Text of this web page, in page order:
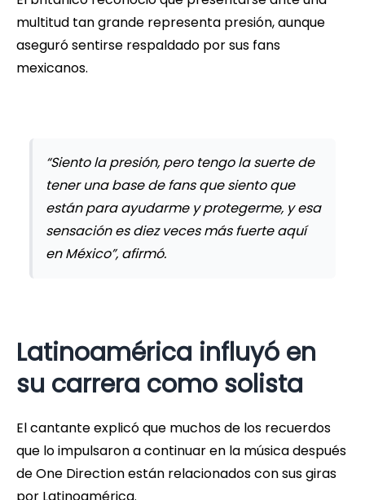
multitud tan grande representa presión, aunque
aseguró sentirse respaldado por sus fans
mexicanos.
“Siento la presión, pero tengo la suerte de
tener una base de fans que siento que
están para ayudarme y protegerme, y esa
sensación es diez veces más fuerte aquí
en México”, afirmó.
Latinoamérica influyó en
su carrera como solista
El cantante explicó que muchos de los recuerdos
que lo impulsaron a continuar en la música después
de One Direction están relacionados con sus giras